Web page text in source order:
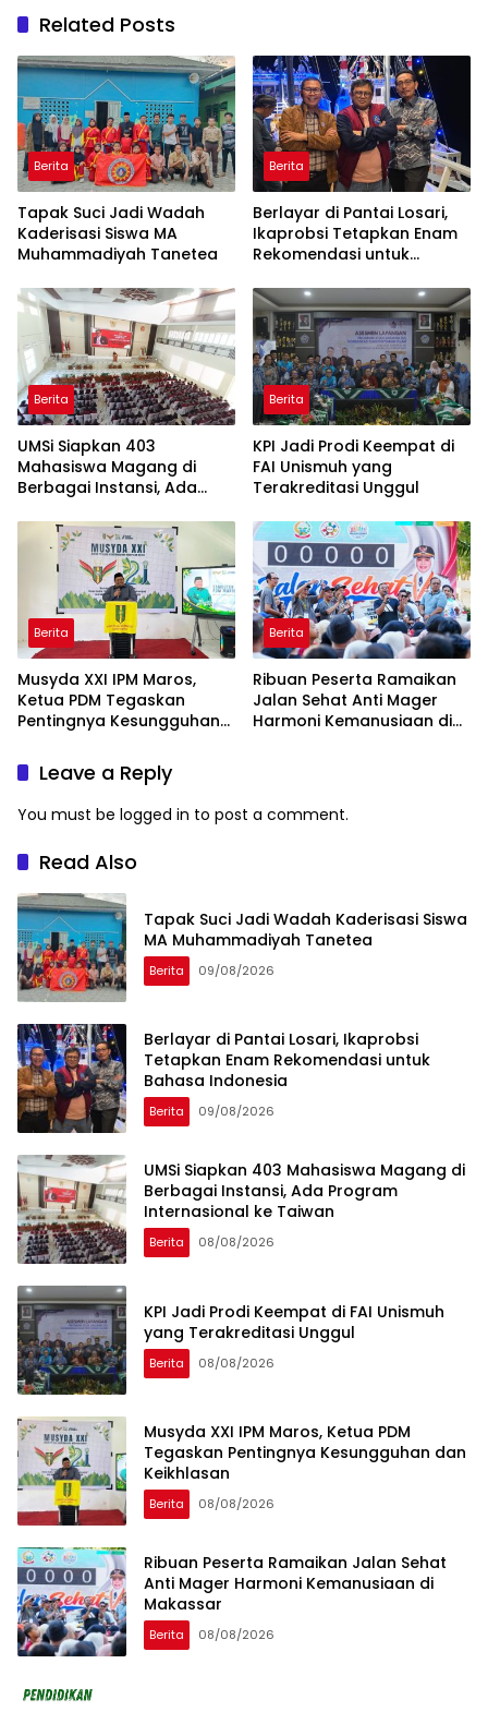
Related Posts
Berita
Tapak Suci Jadi Wadah
Kaderisasi Siswa MA
Muhammadiyah Tanetea
Berita
Berlayar di Pantai Losari,
Ikaprobsi Tetapkan Enam
Rekomendasi untuk
Berita
UMSi Siapkan 403
Mahasiswa Magang di
Berbagai Instansi, Ada
Taiwan
Berita
KPI Jadi Prodi Keempat di
FAI Unismuh yang
Terakreditasi Unggul
Berita
Musyda XXI IPM Maros,
Ketua PDM Tegaskan
Pentingnya Kesungguhan
Berita
Ribuan Peserta Ramaikan
Jalan Sehat Anti Mager
Harmoni Kemanusiaan di
Leave a Reply
You must be logged in to post a comment.
Read Also
Tapak Suci Jadi Wadah Kaderisasi Siswa
MA Muhammadiyah Tanetea
Berita 09/08/2026
Berlayar di Pantai Losari, Ikaprobsi
Tetapkan Enam Rekomendasi untuk
Bahasa Indonesia
Berita 09/08/2026
UMSi Siapkan 403 Mahasiswa Magang di
Berbagai Instansi, Ada Program
Internasional ke Taiwan
Berita 08/08/2026
KPI Jadi Prodi Keempat di FAI Unismuh
yang Terakreditasi Unggul
Berita 08/08/2026
Musyda XXI IPM Maros, Ketua PDM
Tegaskan Pentingnya Kesungguhan dan
Keikhlasan
Berita 08/08/2026
Ribuan Peserta Ramaikan Jalan Sehat
Anti Mager Harmoni Kemanusiaan di
Makassar
Berita 08/08/2026